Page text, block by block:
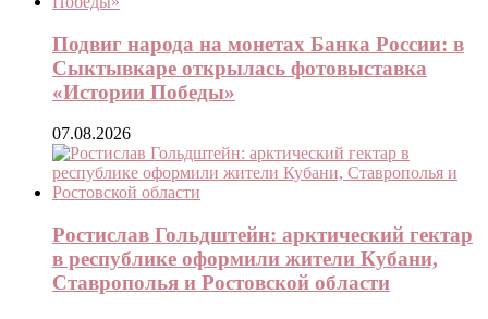
Подвиг народа на монетах Банка России: в
Сыктывкаре открылась фотовыставка
«Истории Победы»
07.08.2026
Ростислав Гольдштейн: арктический гектар
в республике оформили жители Кубани,
Ставрополья и Ростовской области